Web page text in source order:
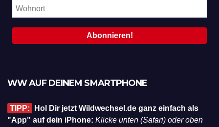
WW AUF DEINEM SMARTPHONE
TIPP:
Hol Dir jetzt Wildwechsel.de ganz einfach als
"App" auf dein iPhone: Klicke unten (Safari) oder oben